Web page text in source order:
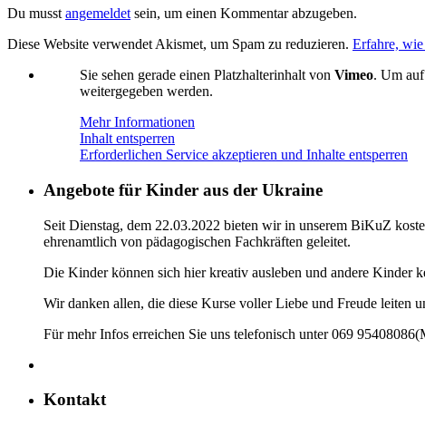
Du musst angemeldet sein, um einen Kommentar abzugeben.
Diese Website verwendet Akismet, um Spam zu reduzieren. Erfahre,
Sie sehen gerade einen Platzhalterinhalt von Vimeo. Um
weitergegeben werden.
Mehr Informationen
Inhalt entsperren
Erforderlichen Service akzeptieren und Inhalte entsperren
Angebote für Kinder aus der Ukraine
Seit Dienstag, dem 22.03.2022 bieten wir in unserem BiKuZ
ehrenamtlich von pädagogischen Fachkräften geleitet.
Die Kinder können sich hier kreativ ausleben und andere Kinder
Wir danken allen, die diese Kurse voller Liebe und Freude leiten
Für mehr Infos erreichen Sie uns telefonisch unter 069
Kontakt